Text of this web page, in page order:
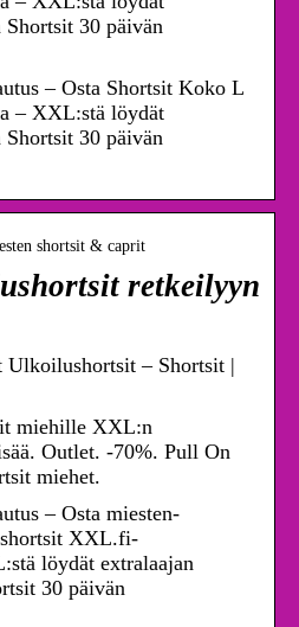
30 päivän
– Osta Shortsit Koko L
– XXL:stä löydät
30 päivän
shortsit & caprit
retkeilyyn
Ulkoilushortsit – Shortsit |
miehille XXL:n
Outlet. -70%. Pull On
miehet.
– Osta miesten-
XXL.fi-
löydät extralaajan
30 päivän